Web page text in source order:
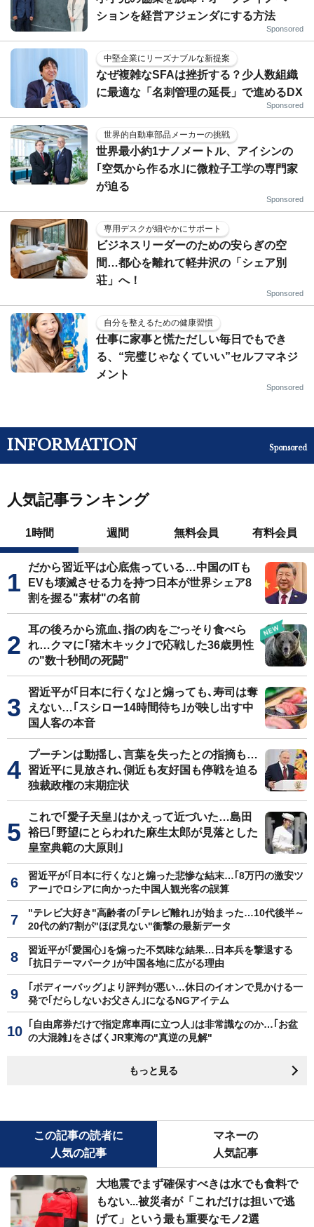
ションを経営アジェンダにする方法
Sponsored
中堅企業にリーズナブルな新提案
なぜ複雑なSFAは挫折する？少人数組織
に最適な「名刺管理の延長」で進めるDX
Sponsored
世界的自動車部品メーカーの挑戦
世界最小約1ナノメートル、アイシンの
｢空気から作る水｣に微粒子工学の専門家
が迫る
Sponsored
専用デスクが細やかにサポート
ビジネスリーダーのための安らぎの空
間…都心を離れて軽井沢の「シェア別
荘」へ！
Sponsored
自分を整えるための健康習慣
仕事に家事と慌ただしい毎日でもでき
る、“完璧じゃなくていい”セルフマネジ
メント
Sponsored
INFORMATION Sponsored
人気記事ランキング
1時間 週間 無料会員 有料会員
だから習近平は心底焦っている…中国のITも
EVも壊滅させる力を持つ日本が世界シェア8
割を握る"素材"の名前
耳の後ろから流血､指の肉をごっそり食べら
れ…クマに｢猪木キック｣で応戦した36歳男性
の"数十秒間の死闘"
習近平が｢日本に行くな｣と煽っても､寿司は奪
えない…｢スシロー14時間待ち｣が映し出す中
国人客の本音
プーチンは動揺し､言葉を失ったとの指摘も…
習近平に見放され､側近も友好国も停戦を迫る
独裁政権の末期症状
これで｢愛子天皇｣はかえって近づいた…島田
裕巳｢野望にとらわれた麻生太郎が見落とした
皇室典範の大原則｣
習近平が｢日本に行くな｣と煽った悲惨な結末…｢8万円の激安ツ
アー｣でロシアに向かった中国人観光客の誤算
"テレビ大好き"高齢者の｢テレビ離れ｣が始まった…10代後半～
20代の約7割が"ほぼ見ない"衝撃の最新データ
習近平が｢愛国心｣を煽った不気味な結果…日本兵を撃退する
｢抗日テーマパーク｣が中国各地に広がる理由
｢ボディーバッグ｣より評判が悪い…休日のイオンで見かける一
発で｢だらしないお父さん｣になるNGアイテム
｢自由席券だけで指定席車両に立つ人｣は非常識なのか…｢お盆
の大混雑｣をさばくJR東海の"真逆の見解"
もっと見る
この記事の読者に
人気の記事
マネーの
人気記事
大地震でまず確保すべきは水でも食料で
もない...被災者が「これだけは担いで逃
げて」という最も重要なモノ2選